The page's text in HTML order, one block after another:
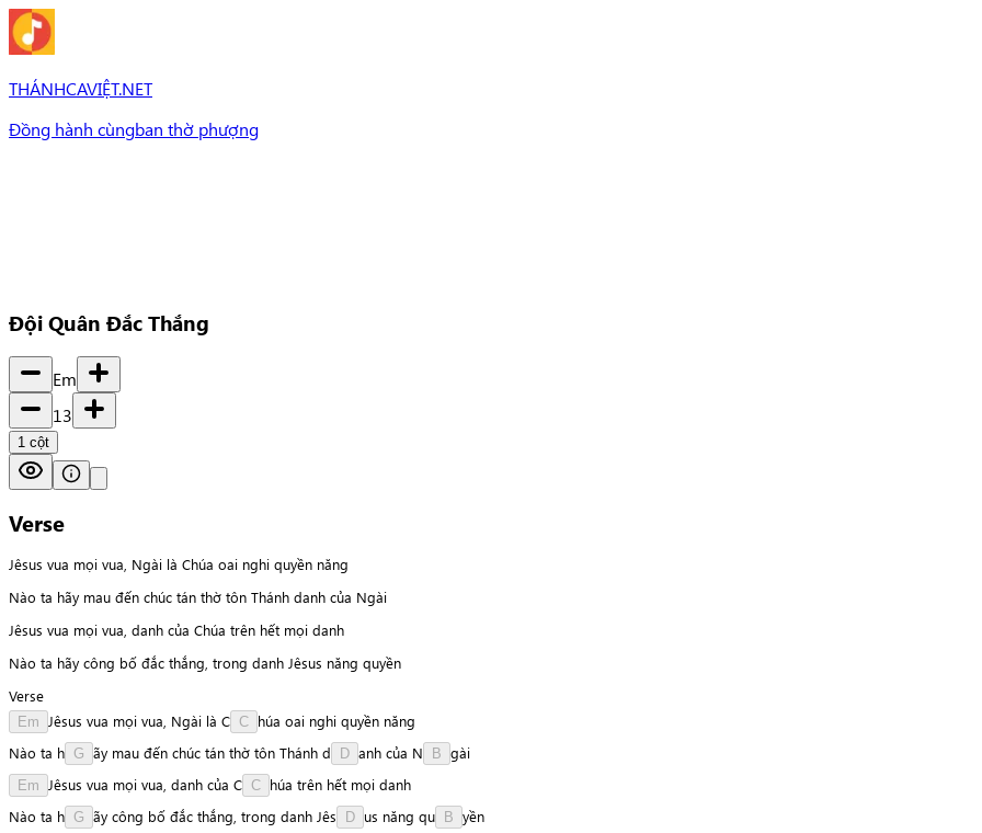
THÁNHCAVIỆT.NET
Đồng hành cùngban thờ phượng
Đội Quân Đắc Thắng
Em
13
1 cột
Verse
Jêsus vua mọi vua, Ngài là Chúa oai nghi quyền năng
Nào ta hãy mau đến chúc tán thờ tôn Thánh danh của Ngài
Jêsus vua mọi vua, danh của Chúa trên hết mọi danh
Nào ta hãy công bố đắc thắng, trong danh Jêsus năng quyền
Verse
Em Jêsus vua mọi vua, Ngài là C C húa oai nghi quyền năng
Nào ta h G ãy mau đến chúc tán thờ tôn Thánh d D anh của N B gài
Em Jêsus vua mọi vua, danh của C C húa trên hết mọi danh
Nào ta h G ãy công bố đắc thắng, trong danh Jês D us năng qu B yền